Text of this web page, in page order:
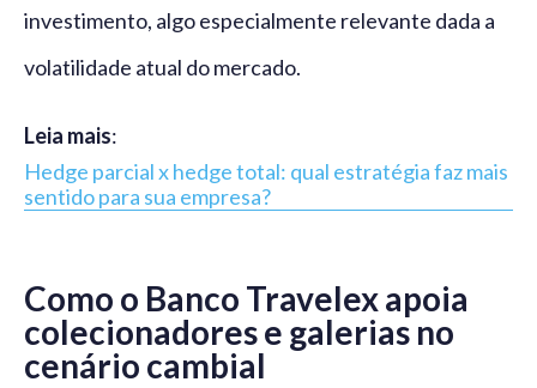
investimento, algo especialmente relevante dada a
volatilidade atual do mercado.
Leia mais:
Hedge parcial x hedge total: qual estratégia faz mais
sentido para sua empresa?
Como o Banco Travelex apoia
colecionadores e galerias no
cenário cambial